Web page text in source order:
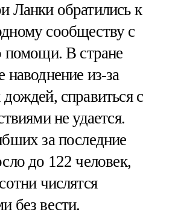
Ланки обратились к
сообществу с
помощи. В стране
наводнение из-за
справиться с
не удается.
за последние
до 122 человек,
числятся
без вести.